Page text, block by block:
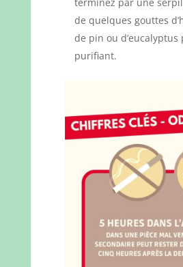
terminez par une
de quelques gouttes
de pin ou
purifiant.